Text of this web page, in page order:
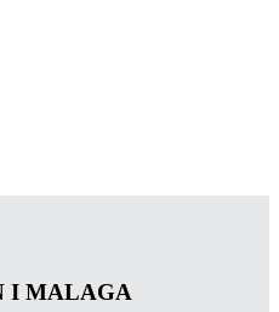
I MALAGA